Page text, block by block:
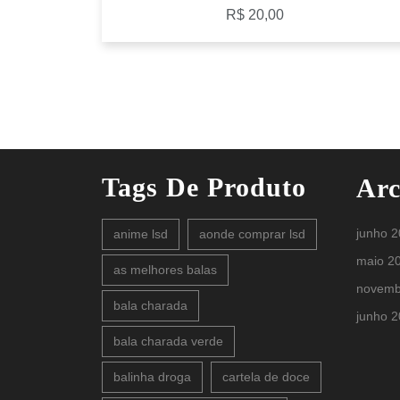
R$ 20,00
Tags De Produto
anime lsd aonde comprar lsd
as melhores balas
bala charada
bala charada verde
balinha droga cartela de doce
junho
maio
junho